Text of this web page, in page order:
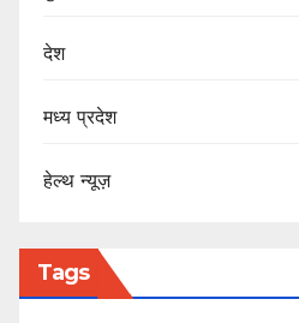
देश
मध्य प्रदेश
हेल्थ न्यूज़
Tags